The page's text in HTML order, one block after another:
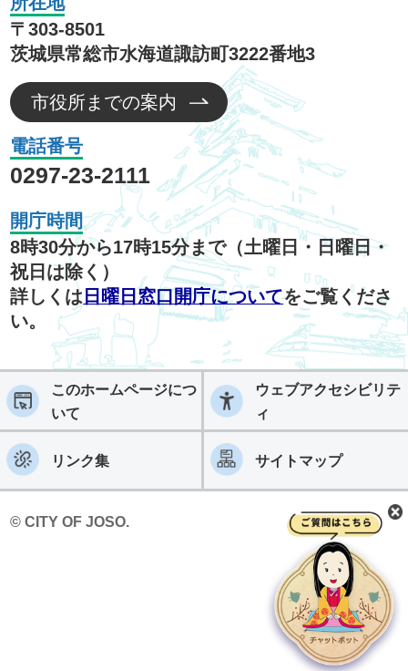
〒303-8501
茨城県常総市水海道諏訪町3222番地3
市役所までの案内
電話番号
0297-23-2111
開庁時間
8時30分から17時15分まで（土曜日・日曜日・
祝日は除く）
詳しくは 日曜日窓口開庁についてをご覧くださ
い。
このホームページにつ
いて
ウェブアクセシビリテ
ィ
リンク集 サイトマップ
© CITY OF JOSO.